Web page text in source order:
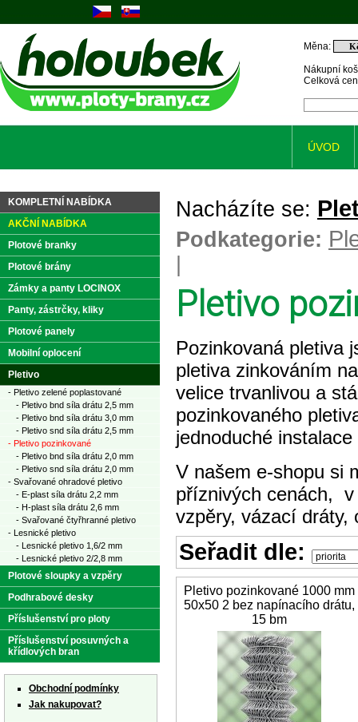
Nacházíte se:
Podkategorie:
Pletivo
Pozinkovaná pletiva
pletiva zinkováním
velice trvanlivou a
pozinkovaného
jednoduché
V našem e-shopu si
příznivých cenách, v
vzpěry, vázací dráty,
Seřadit dle:
Pletivo pozinkované 1000 mm
50x50 2 bez napínacího drátu,
15 bm
KOMPLETNÍ NABÍDKA
AKČNÍ NABÍDKA
Plotové branky
Plotové brány
Zámky a panty LOCINOX
Panty, zástrčky, kliky
Plotové panely
Mobilní oplocení
Pletivo
- Pletivo zelené poplastované
- Pletivo bnd síla drátu 2,5 mm
- Pletivo bnd síla drátu 3,0 mm
- Pletivo snd síla drátu 2,5 mm
- Pletivo pozinkované
- Pletivo bnd síla drátu 2,0 mm
- Pletivo snd síla drátu 2,0 mm
- Svařované ohradové pletivo
- E-plast síla drátu 2,2 mm
- H-plast síla drátu 2,6 mm
- Svařované čtyřhranné pletivo
- Lesnické pletivo
- Lesnické pletivo 1,6/2 mm
- Lesnické pletivo 2/2,8 mm
Plotové sloupky a vzpěry
Podhrabové desky
Příslušenství pro ploty
Příslušenství posuvných a
křídlových bran
Obchodní podmínky
Jak nakupovat?
Nákupní
Celková
Měna:
ÚVOD